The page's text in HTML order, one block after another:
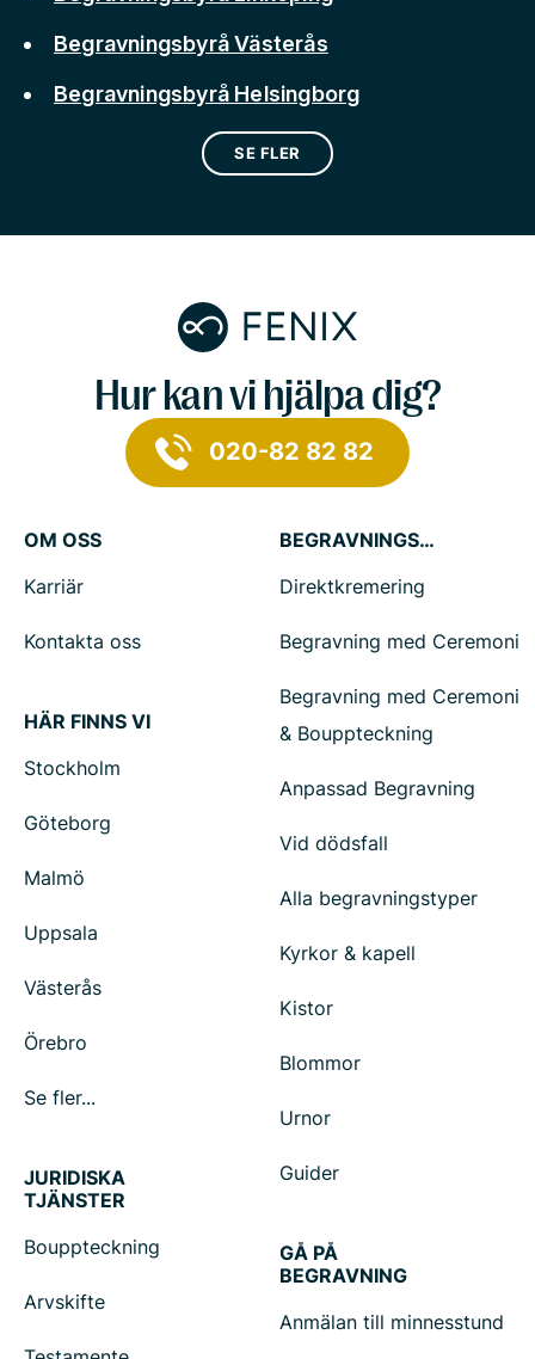
Begravningsbyrå Västerås
Begravningsbyrå Helsingborg
SE FLER
Hur kan vi hjälpa dig?
020-82 82 82
OM OSS
Karriär
Kontakta oss
HÄR FINNS VI
Stockholm
Göteborg
Malmö
Uppsala
Västerås
Örebro
Se fler...
BEGRAVNINGSTJÄNSTER
Direktkremering
Begravning med Ceremoni
Begravning med Ceremoni
& Bouppteckning
Anpassad Begravning
Vid dödsfall
Alla begravningstyper
Kyrkor & kapell
Kistor
Blommor
Urnor
Guider
JURIDISKA
TJÄNSTER
Bouppteckning
Arvskifte
GÅ PÅ
BEGRAVNING
Anmälan till minnesstund